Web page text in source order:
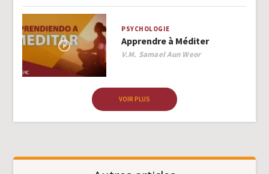
PSYCHOLOGIE
Apprendre à Méditer
Author
V.M. Samael Aun Weor
VOIR PLUS